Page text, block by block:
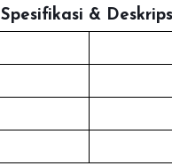
Spesifikasi &